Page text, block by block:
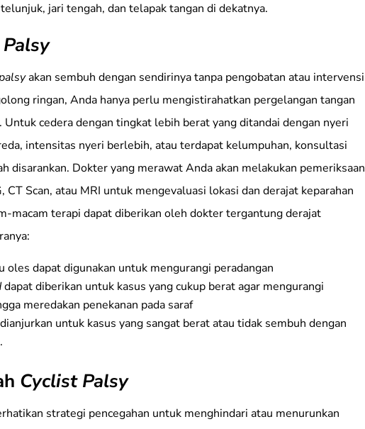
jari tengah, dan telapak tangan di dekatnya.
akan sembuh dengan sendirinya tanpa pengobatan atau intervensi
ringan, Anda hanya perlu mengistirahatkan pergelangan tangan
cedera dengan tingkat lebih berat yang ditandai dengan nyeri
intensitas nyeri berlebih, atau terdapat kelumpuhan, konsultasi
disarankan. Dokter yang merawat Anda akan melakukan pemeriksaan
CT Scan, atau MRI untuk mengevaluasi lokasi dan derajat keparahan
macam terapi dapat diberikan oleh dokter tergantung derajat
oles dapat digunakan untuk mengurangi peradangan
dapat diberikan untuk kasus yang cukup berat agar mengurangi
meredakan penekanan pada saraf
untuk kasus yang sangat berat atau tidak sembuh dengan
Cyclist Palsy
strategi pencegahan untuk menghindari atau menurunkan